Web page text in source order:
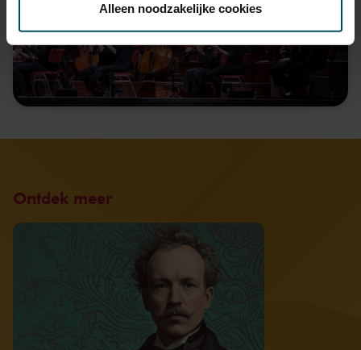
We werken samen met 32 derden
die uw gegevens
kunnen ontvangen en verwerken.
Alleen noodzakelijke cookies
Ontdek meer